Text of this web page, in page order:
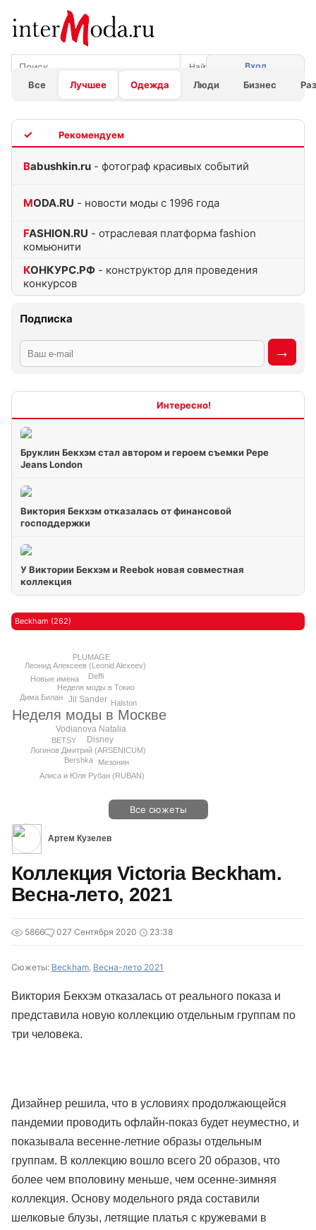
Все Лучшее Одежда Люди Бизнес
Вход
Babushkin.ru - фотограф красивых событий
MODA.RU - новости моды с 1996 года
FASHION.RU - отраслевая платформа fashion
комьюнити
КОНКУРС.РФ - конструктор для проведения
конкурсов
Подписка
Бруклин Бекхэм стал автором и героем съемки Pepe
Jeans London
Виктория Бекхэм отказалась от финансовой
господдержки
У Виктории Бекхэм и Reebok новая совместная
коллекция
Beckham (262)
Неделя моды в Москве
Jil Sander
Vodianova Natalia
Disney
Неделя моды в Токио
Логинов Дмитрий (ARSENICUM)
Deffi
Леонид Алексеев (Leonid Alexeev)
BETSY
Мезонин
Bershka
Halston
Алиса и Юля Рубан (RUBAN)
Дима Билан
PLUMAGE
Новые имена
Все сюжеты
Артем Кузелев
Коллекция Victoria Beckham.
Весна-лето, 2021
5866 027 Сентября 2020 23:38
Сюжеты: Beckham, Весна-лето 2021
Виктория Бекхэм отказалась от реального показа и
представила новую коллекцию отдельным группам по
три человека.
Дизайнер решила, что в условиях продолжающейся
пандемии проводить офлайн-показ будет неуместно, и
показывала весенне-летние образы отдельным
группам. В коллекцию вошло всего 20 образов, что
более чем вполовину меньше, чем осенне-зимняя
коллекция. Основу модельного ряда составили
шелковые блузы, летящие платья с кружевами в